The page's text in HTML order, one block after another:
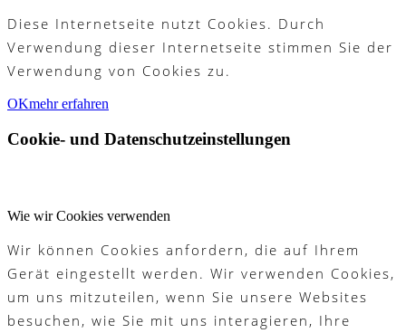
Diese Internetseite nutzt Cookies. Durch
Verwendung dieser Internetseite stimmen Sie der
Verwendung von Cookies zu.
OKmehr erfahren
Cookie- und Datenschutzeinstellungen
Wie wir Cookies verwenden
Wir können Cookies anfordern, die auf Ihrem
Gerät eingestellt werden. Wir verwenden Cookies,
um uns mitzuteilen, wenn Sie unsere Websites
besuchen, wie Sie mit uns interagieren, Ihre